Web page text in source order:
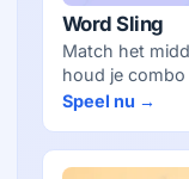
Word Sling
Match het
houd je combo
Speel nu →